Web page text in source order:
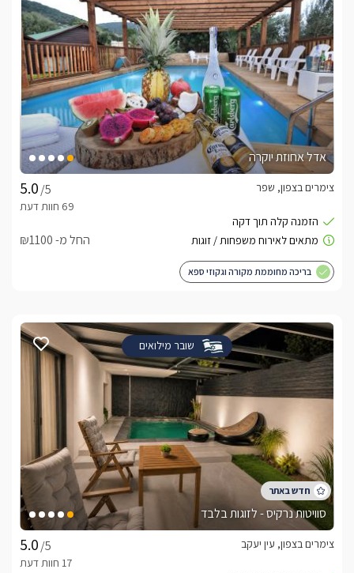
אדל אחוזת יוקרה
/5
צימרים בצפון, שפר
החל מ- ₪1100
בריכה מחוממת מקורה וגקוזי ספא
שובר מילואים
סוויטות נרקיס - לזוגות בלבד
/5
צימרים בצפון, עין יעקב